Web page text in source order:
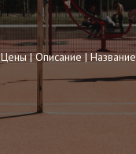
Цены | Описание | Название